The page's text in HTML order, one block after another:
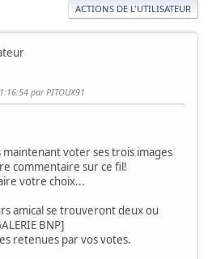
ACTIONS DE L'UTILISATEUR
par PITOUX91
voter ses trois images
commentaire sur ce fil!
votre choix...
amical se trouveront deux ou
BNP]
retenues par vos votes.